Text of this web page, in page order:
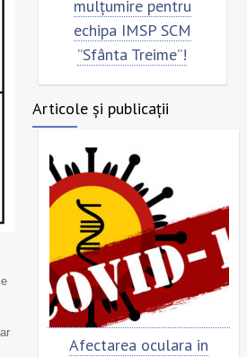
pentru
IMSP SCM
Treime”!
”Sfânta
Articole și publicații
oculara in
Cât de